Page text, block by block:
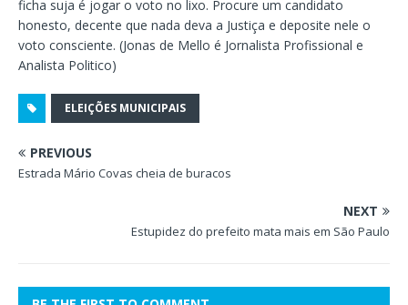
ficha suja é jogar o voto no lixo. Procure um candidato
honesto, decente que nada deva a Justiça e deposite nele o
voto consciente. (Jonas de Mello é Jornalista Profissional e
Analista Politico)
ELEIÇÕES MUNICIPAIS
PREVIOUS
Estrada Mário Covas cheia de buracos
NEXT
Estupidez do prefeito mata mais em São Paulo